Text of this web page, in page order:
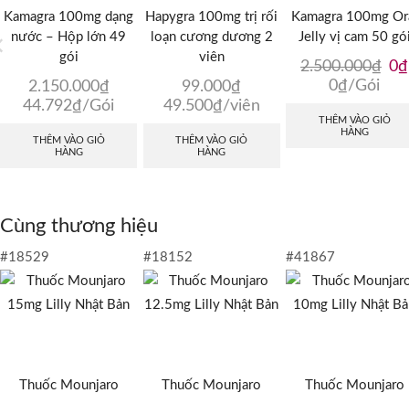
Kamagra 100mg dạng
nước – Hộp lớn 49
gói
2.150.000₫
44.792₫/Gói
THÊM VÀO GIỎ
HÀNG
Hapygra 100mg trị rối
loạn cương dương 2
viên
99.000₫
49.500₫/viên
THÊM VÀO GIỎ
HÀNG
Kamagra 100mg
Jelly vị cam 50
2.500.000₫ Giá
0₫
0₫/Gói
THÊM VÀO GIỎ
HÀNG
Cùng thương hiệu
#18529
Thuốc Mounjaro
#18152
Thuốc Mounjaro
#41867
Thuốc Mounjaro